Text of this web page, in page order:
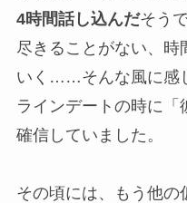
4時間話し込んだそう
尽きることがない、時
いく……そんな風に感
ラインデートの時に「
確信していました。
その頃には、もう他の